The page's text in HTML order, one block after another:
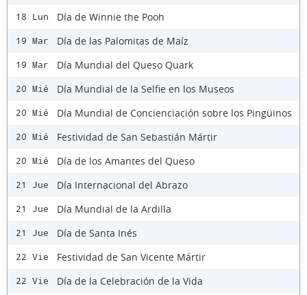
18 Lun Día de Winnie the Pooh
19 Mar Día de las Palomitas de Maíz
19 Mar Día Mundial del Queso Quark
20 Mié Día Mundial de la Selfie en los Museos
20 Mié Día Mundial de Concienciación sobre los Pingüinos
20 Mié Festividad de San Sebastián Mártir
20 Mié Día de los Amantes del Queso
21 Jue Día Internacional del Abrazo
21 Jue Día Mundial de la Ardilla
21 Jue Día de Santa Inés
22 Vie Festividad de San Vicente Mártir
22 Vie Día de la Celebración de la Vida